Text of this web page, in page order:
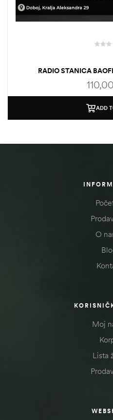
RADIO STANICA
110,00
ADD
O
Moj
Lista